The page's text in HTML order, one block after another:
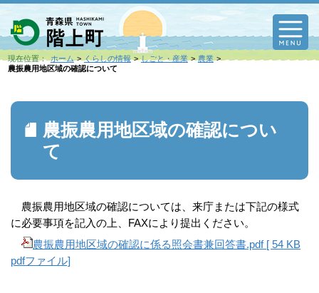
現在位置： ホーム くらしの情報 しごと・産業
農業
農振農用地区域の確認について
農振農用地区域の確認につい
て
農振農用地区域の確認については、来庁または下記の様式
に必要事項を記入の上、FAXにより提出ください。
農振農用地区域の確認に係る照会書兼回答書.pdf [ 54 KB
pdfファイル]